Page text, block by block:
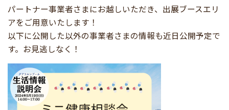
パートナー事業者さまにお越しいただき、出展ブースエリ
アをご用意いたします！
以下に公開した以外の事業者さまの情報も近日公開予定で
す。お見逃しなく！